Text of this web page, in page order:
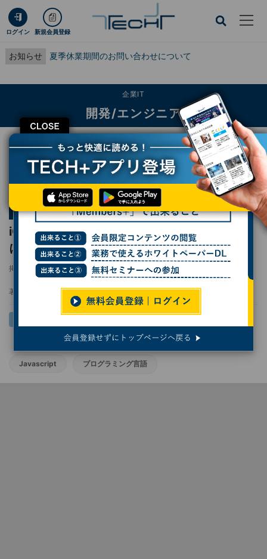
ログイン 新規会員登録
お知らせ 夏季休業期間のお問い合わせについて
CLOSE
企業IT
開発/エンジニア
TECH+ 企業IT
開発/エンジニア
iOS 16で連絡先の一括バックアップが容易に！Node.jsでvCardを読もう
第22回 ゼロからはじめるJavaScript
iOS 16で連絡先の一括バックアップが容易
に！Node.jsでvCardを読もう
掲載日 2023/01/10 06:40
著者： クジラ飛行机
Javascript プログラミング言語